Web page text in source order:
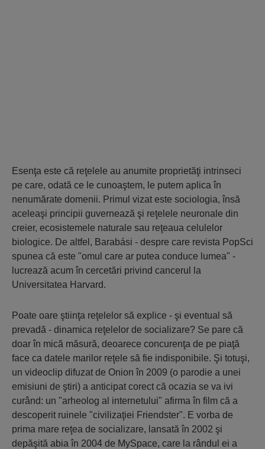
Esenţa este că reţelele au anumite proprietăţi intrinseci
pe care, odată ce le cunoaştem, le putem aplica în
nenumărate domenii. Primul vizat este sociologia, însă
aceleaşi principii guvernează şi reţelele neuronale din
creier, ecosistemele naturale sau reţeaua celulelor
biologice. De altfel, Barabási - despre care revista PopSci
spunea că este "omul care ar putea conduce lumea" -
lucrează acum în cercetări privind cancerul la
Universitatea Harvard.
Poate oare ştiinţa reţelelor să explice - şi eventual să
prevadă - dinamica reţelelor de socializare? Se pare că
doar în mică măsură, deoarece concurenţa de pe piaţă
face ca datele marilor reţele să fie indisponibile. Şi totuşi,
un videoclip difuzat de Onion în 2009 (o parodie a unei
emisiuni de ştiri) a anticipat corect că ocazia se va ivi
curând: un "arheolog al internetului" afirma în film că a
descoperit ruinele "civilizaţiei Friendster". E vorba de
prima mare reţea de socializare, lansată în 2002 şi
depăşită abia în 2004 de MySpace, care la rândul ei a